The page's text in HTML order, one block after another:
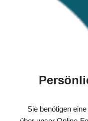
Sie benötigen